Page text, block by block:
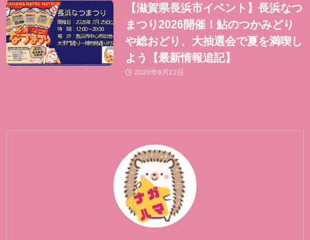
【滋賀県長浜市イベント】長浜なつ
まつり2026開催！鮎のつかみどり
や総おどり、大抽選会で夏を満喫し
よう【最新情報追記】
2026年6月22日